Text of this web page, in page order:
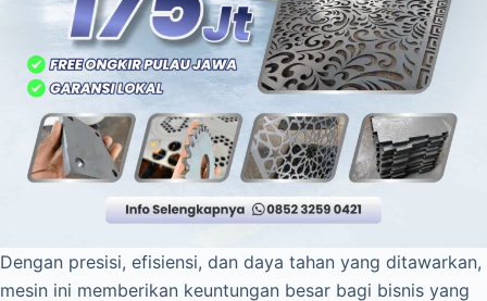
Dengan presisi, efisiensi, dan daya tahan yang ditawarkan,
mesin ini memberikan keuntungan besar bagi bisnis yang